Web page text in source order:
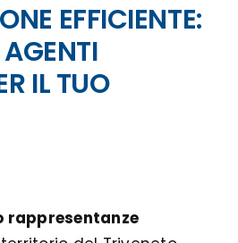
EFFICIENTE:
IL TUO
rappresentanze